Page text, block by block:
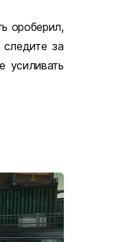
ороберил,
за
усиливать